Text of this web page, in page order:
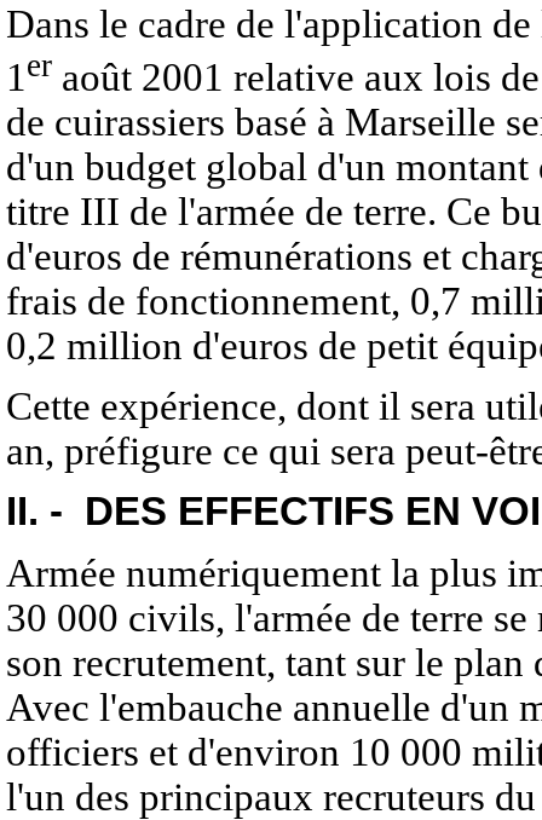
Dans le cadre de l'application
1 er août 2001 relative aux lois
de cuirassiers basé à Marseille
d'un budget global d'un
titre III de l'armée de terre. Ce
d'euros de rémunérations et
frais de fonctionnement, 0,7
0,2 million d'euros de petit
Cette expérience, dont il sera
an, préfigure ce qui sera peut-
II. - DES EFFECTIFS EN
Armée numériquement la plus
30 000 civils, l'armée de terre
son recrutement, tant sur le
Avec l'embauche annuelle d'un
officiers et d'environ 10 000
l'un des principaux recruteurs